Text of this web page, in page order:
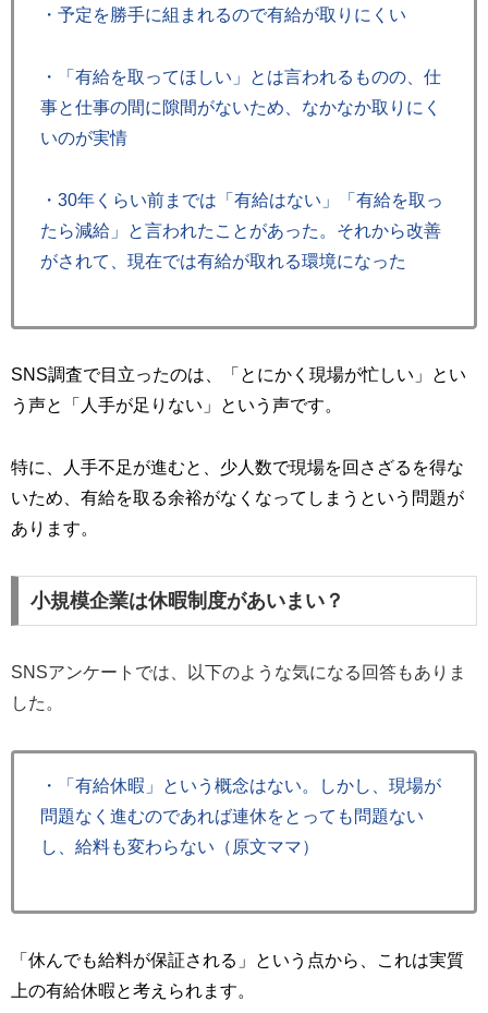
・予定を勝手に組まれるので有給が取りにくい
・「有給を取ってほしい」とは言われるものの、仕
事と仕事の間に隙間がないため、なかなか取りにく
いのが実情
・30年くらい前までは「有給はない」「有給を取っ
たら減給」と言われたことがあった。それから改善
がされて、現在では有給が取れる環境になった
SNS調査で目立ったのは、「とにかく現場が忙しい」とい
う声と「人手が足りない」という声です。
特に、人手不足が進むと、少人数で現場を回さざるを得な
いため、有給を取る余裕がなくなってしまうという問題が
あります。
小規模企業は休暇制度があいまい？
SNSアンケートでは、以下のような気になる回答もありま
した。
・「有給休暇」という概念はない。しかし、現場が
問題なく進むのであれば連休をとっても問題ない
し、給料も変わらない（原文ママ）
「休んでも給料が保証される」という点から、これは実質
上の有給休暇と考えられます。